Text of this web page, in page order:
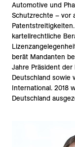
Automotive und
Schutzrechte – vor
kartellrechtliche
berät Mandanten
Jahre Präsident
Deutschland sowie
International. 2018
Deutschland